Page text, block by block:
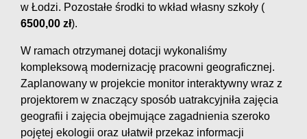
w Łodzi. Pozostałe środki to wkład własny szkoły (
6500,00 zł).
W ramach otrzymanej dotacji wykonaliśmy
kompleksową modernizację pracowni geograficznej.
Zaplanowany w projekcie monitor interaktywny wraz z
projektorem w znaczący sposób uatrakcyjniła zajęcia
geografii i zajęcia obejmujące zagadnienia szeroko
pojętej ekologii oraz ułatwił przekaz informacji